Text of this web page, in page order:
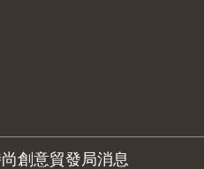
創意貿發局消息